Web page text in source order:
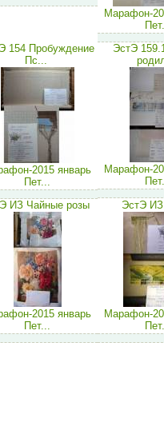
Марафон-
154 Пробуждение
Пс...
2015 январь
Пет...
ЭстЭ
Марафон-
ИЗ Чайные розы
2015 январь
Пет...
ЭстЭ
Марафон-